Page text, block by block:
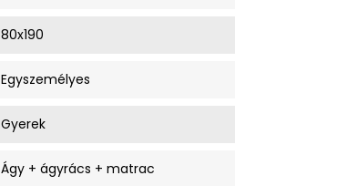
80x190
Egyszemélyes
Gyerek
Ágy + ágyrács + matrac